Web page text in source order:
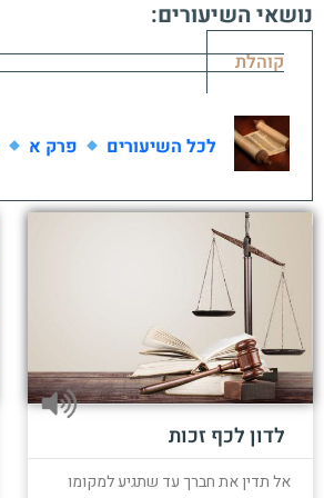
נושאי השיעורים:
קוהלת
לכל השיעורים פרק א
לדון לכף זכות
אל תדין את חברך עד שתגיע למקומו